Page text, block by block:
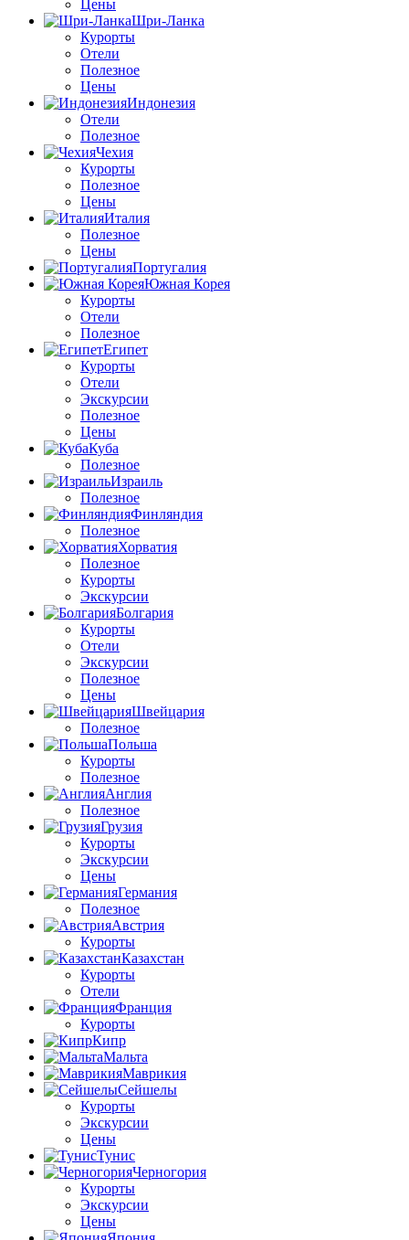
Цены
Шри-Ланка
Курорты
Отели
Полезное
Цены
Индонезия
Отели
Полезное
Чехия
Курорты
Полезное
Цены
Италия
Полезное
Цены
Португалия
Южная Корея
Курорты
Отели
Полезное
Египет
Курорты
Отели
Экскурсии
Полезное
Цены
Куба
Полезное
Израиль
Полезное
Финляндия
Полезное
Хорватия
Полезное
Курорты
Экскурсии
Болгария
Курорты
Отели
Экскурсии
Полезное
Цены
Швейцария
Полезное
Польша
Курорты
Полезное
Англия
Полезное
Грузия
Курорты
Экскурсии
Цены
Германия
Полезное
Австрия
Курорты
Казахстан
Курорты
Отели
Франция
Курорты
Кипр
Мальта
Маврикия
Сейшелы
Курорты
Экскурсии
Цены
Тунис
Черногория
Курорты
Экскурсии
Цены